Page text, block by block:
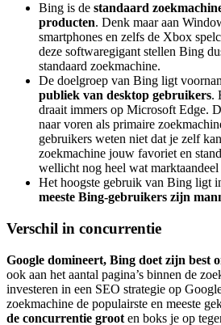
Bing is de standaard
producten. Denk maar aan
smartphones en zelfs de Xbox
deze softwaregigant stellen Bing
standaard zoekmachine.
De doelgroep van Bing ligt
publiek van desktop gebruikers.
draait immers op Microsoft Edge.
naar voren als primaire
gebruikers weten niet dat je zelf
zoekmachine jouw favoriet en
wellicht nog heel wat marktaandeel
Het hoogste gebruik van Bing ligt
meeste Bing-gebruikers zijn
Verschil in concurrentie
Google domineert, Bing doet zijn best
ook aan het aantal pagina’s binnen de
investeren in een SEO strategie op
zoekmachine de populairste en meeste
de concurrentie groot en boks je op